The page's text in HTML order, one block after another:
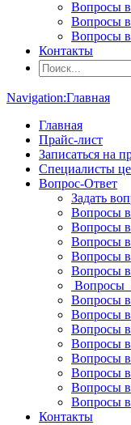
Вопросы
Вопросы
Вопросы
Контакты
Navigation:Главная
Главная
Прайс-лист
Записаться на
Специалисты
Вопрос-Ответ
Задать
Вопросы
Вопросы
Вопросы
Вопросы
Вопросы
Вопросы
Вопросы
Вопросы
Вопросы
Вопросы
Вопросы
Вопросы
Вопросы
Вопросы
Контакты